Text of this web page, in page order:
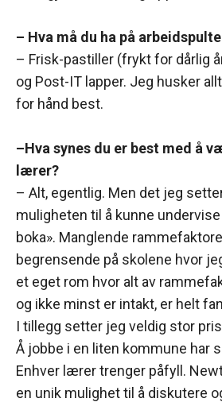
– Hva må du ha på
– Frisk-pastiller (frykt for dårlig
og Post-IT lapper. Jeg husker
for hånd best.
–Hva synes du er best med å
lærer?
– Alt, egentlig. Men det jeg
muligheten til å kunne
boka». Manglende
begrensende på skolene hvor
et eget rom hvor alt av
og ikke minst er intakt, er helt
I tillegg setter jeg veldig stor
Å jobbe i en liten kommune har
Enhver lærer trenger påfyll.
en unik mulighet til å diskutere